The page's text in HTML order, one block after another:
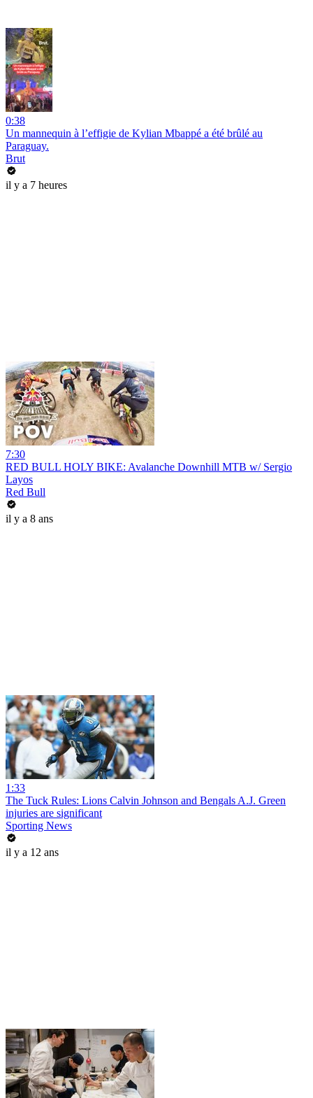
0:38
Un mannequin à l’effigie de Kylian Mbappé a été brûlé au
Paraguay.
Brut
il y a 7 heures
7:30
RED BULL HOLY BIKE: Avalanche Downhill MTB w/ Sergio
Layos
Red Bull
il y a 8 ans
1:33
The Tuck Rules: Lions Calvin Johnson and Bengals A.J. Green
injuries are significant
Sporting News
il y a 12 ans